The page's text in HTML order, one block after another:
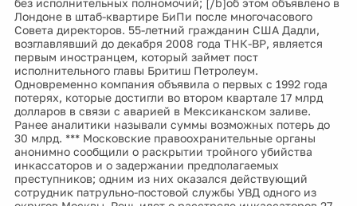
Лондоне в штаб-квартире БиПи после многочасового
Совета директоров. 55-летний гражданин США Дадли,
возглавлявший до декабря 2008 года ТНК-ВР, является
первым иностранцем, который займет пост
исполнительного главы Бритиш Петролеум.
Одновременно компания объявила о первых с 1992 года
потерях, которые достигли во втором квартале 17 млрд
долларов в связи с аварией в Мексиканском заливе.
Ранее аналитики называли суммы возможных потерь до
30 млрд. *** Московские правоохранительные органы
анонимно сообщили о раскрытии тройного убийства
инкассаторов и о задержании предполагаемых
преступников; одним из них оказался действующий
сотрудник патрульно-постовой службы УВД одного из